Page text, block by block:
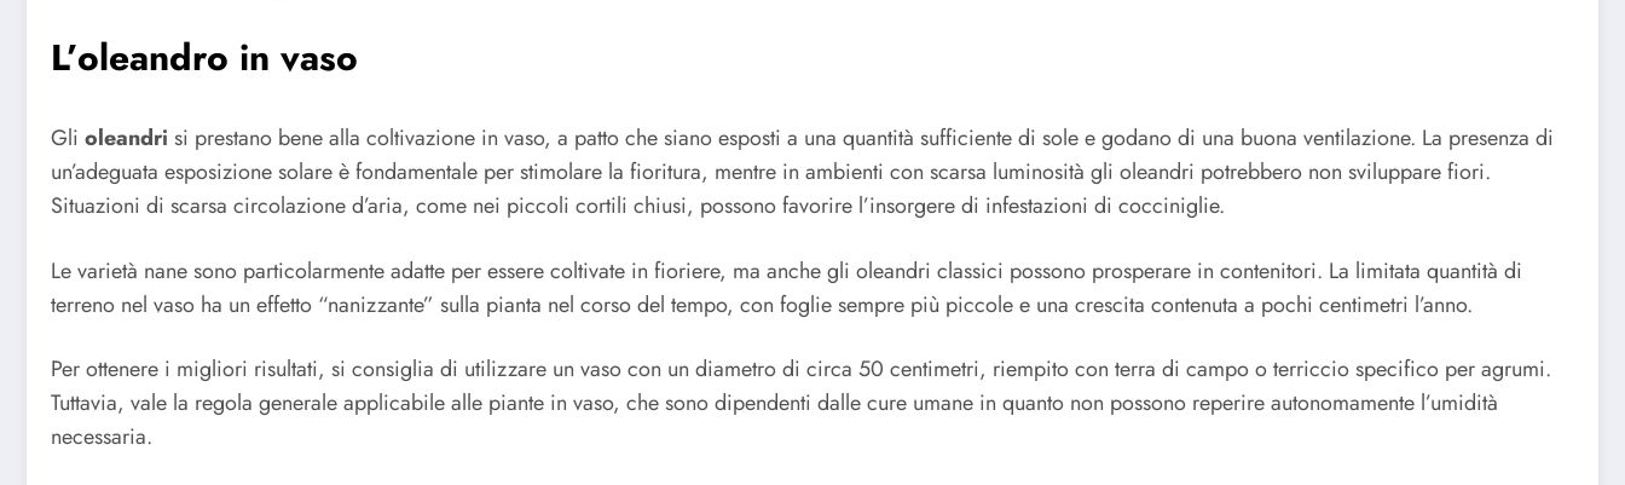
L’oleandro in vaso
Gli oleandri si prestano bene alla coltivazione in vaso, a patto che siano esposti a una quantità sufficiente di sole e godano di una buona ventilazione. La presenza di
un’adeguata esposizione solare è fondamentale per stimolare la fioritura, mentre in ambienti con scarsa luminosità gli oleandri potrebbero non sviluppare fiori.
Situazioni di scarsa circolazione d’aria, come nei piccoli cortili chiusi, possono favorire l’insorgere di infestazioni di cocciniglie.
Le varietà nane sono particolarmente adatte per essere coltivate in fioriere, ma anche gli oleandri classici possono prosperare in contenitori. La limitata quantità di
terreno nel vaso ha un effetto “nanizzante” sulla pianta nel corso del tempo, con foglie sempre più piccole e una crescita contenuta a pochi centimetri l’anno.
Per ottenere i migliori risultati, si consiglia di utilizzare un vaso con un diametro di circa 50 centimetri, riempito con terra di campo o terriccio specifico per agrumi.
Tuttavia, vale la regola generale applicabile alle piante in vaso, che sono dipendenti dalle cure umane in quanto non possono reperire autonomamente l’umidità
necessaria.